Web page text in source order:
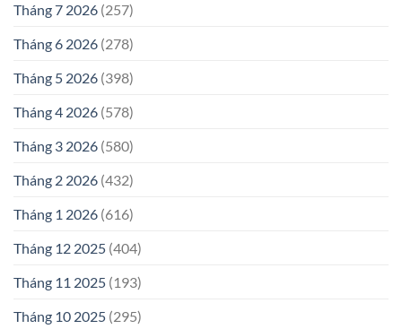
Tháng 7 2026 (257)
Tháng 6 2026 (278)
Tháng 5 2026 (398)
Tháng 4 2026 (578)
Tháng 3 2026 (580)
Tháng 2 2026 (432)
Tháng 1 2026 (616)
Tháng 12 2025 (404)
Tháng 11 2025 (193)
Tháng 10 2025 (295)